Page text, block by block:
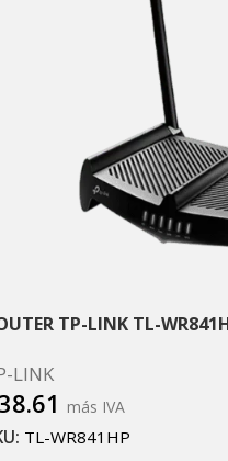
TP-LINK TL-
LINK
más IVA
TL-WR841HP